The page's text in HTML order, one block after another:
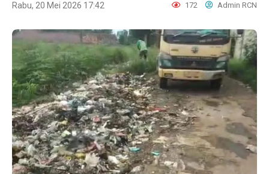
Rabu, 20 Mei 2026 17:42 172 Admin RCN